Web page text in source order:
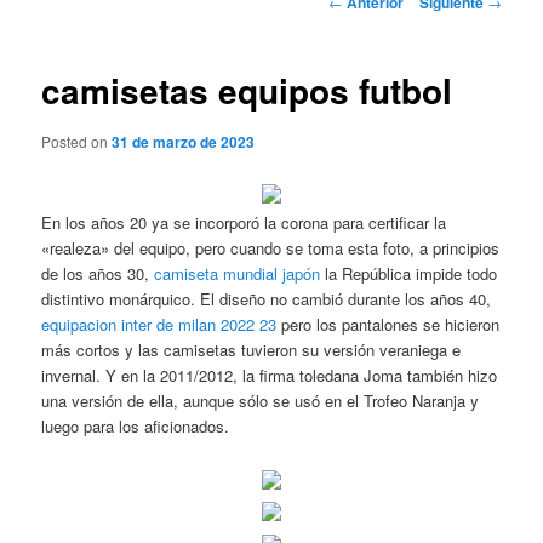
camisetas equipos futbol
Posted on31 de marzo de 2023
En los años 20 ya se incorporó la corona para certificar la
«realeza» del equipo, pero cuando se toma esta foto, a principios
de los años 30,camiseta mundial japón la República impide todo
distintivo monárquico. El diseño no cambió durante los años 40,
equipacion inter de milan 2022 23 pero los pantalones se hicieron
más cortos y las camisetas tuvieron su versión veraniega e
invernal. Y en la 2011/2012, la firma toledana Joma también hizo
una versión de ella, aunque sólo se usó en el Trofeo Naranja y
luego para los aficionados.